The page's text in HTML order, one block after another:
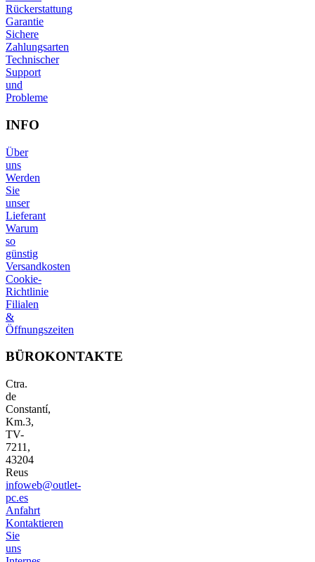
Rückerstattung
Garantie
Sichere
Zahlungsarten
Technischer
Support
und
Probleme
INFO
Über
uns
Werden
Sie
unser
Lieferant
Warum
so
günstig
Versandkosten
Cookie-
Richtlinie
Filialen
&
Öffnungszeiten
BÜROKONTAKTE
Ctra.
de
Constantí,
Km.3,
TV-
7211,
43204
Reus
infoweb@outlet-
pc.es
Anfahrt
Kontaktieren
Sie
uns